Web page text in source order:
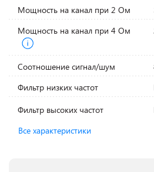
Мощность на канал при 2 Ом
Мощность на канал при 4 Ом
Соотношение сигнал/шум
Фильтр низких частот
Фильтр высоких частот
Все характеристики